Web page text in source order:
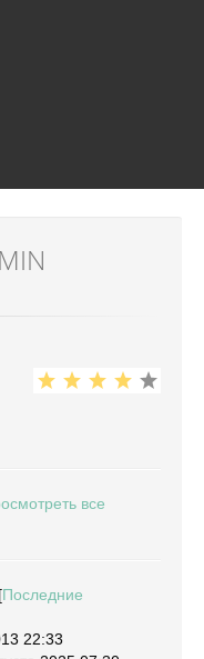
все
Последние
22:33